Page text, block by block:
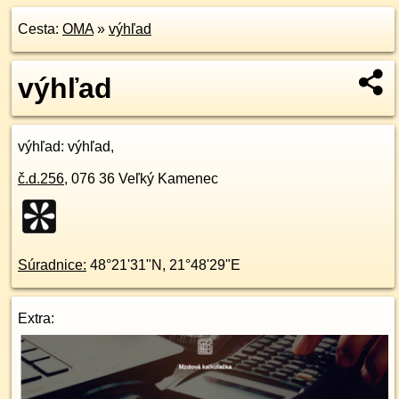
Cesta: OMA» výhľad
výhľad
výhľad: výhľad,
č.d.256, 076 36 Veľký Kamenec
Súradnice: 48°21'31"N , 21°48'29"E
Extra: